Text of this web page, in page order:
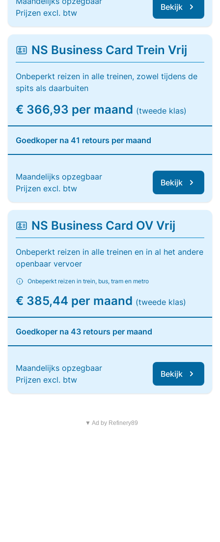
Prijzen excl. btw
Bekijk
NS Business Card Trein Vrij
Onbeperkt reizen in alle treinen, zowel tijdens de
spits als daarbuiten
€ 366,93 per maand (tweede klas)
Goedkoper na 41 retours per maand
Maandelijks opzegbaar
Prijzen excl. btw
Bekijk
NS Business Card OV Vrij
Onbeperkt reizen in alle treinen en in al het andere
openbaar vervoer
Onbeperkt reizen in trein, bus, tram en metro
€ 385,44 per maand (tweede klas)
Goedkoper na 43 retours per maand
Maandelijks opzegbaar
Prijzen excl. btw
Bekijk
▼ Ad by Refinery89